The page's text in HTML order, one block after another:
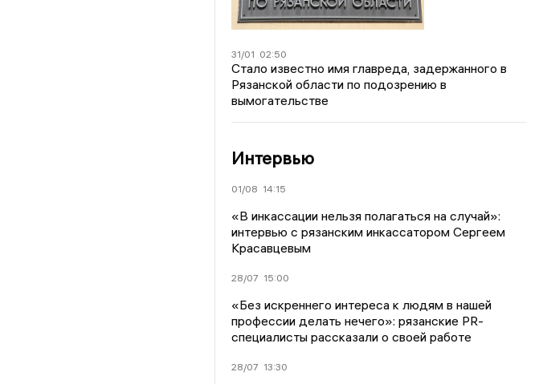
31/01 02:50
Стало известно имя главреда, задержанного в
Рязанской области по подозрению в
вымогательстве
Интервью
01/08 14:15
«В инкассации нельзя полагаться на случай»:
интервью с рязанским инкассатором Сергеем
Красавцевым
28/07 15:00
«Без искреннего интереса к людям в нашей
профессии делать нечего»: рязанские PR-
специалисты рассказали о своей работе
28/07 13:30